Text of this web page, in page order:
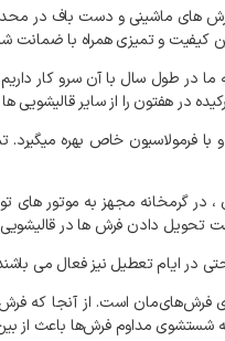
های ماشینی و دست باف در
کیفیت و تمیزی همراه با ضمانت
ما در طول سال با آن سرو کار داریم
در هفتون را از سایر قالیشویی ها
و با فرمولاسیون خاص بهره میگیرد.
، در گرمخانه مجهز به موتور های
تحویل دادن فرش ها در قالیشویی
در ایام تعطیل نیز فعال می
فرش‌های‌مان است. از آنجا که فرش
شستشوی مداوم فرش‌ها باعث از